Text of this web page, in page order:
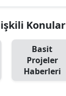
Konular
Basit
Projeler
Haberleri